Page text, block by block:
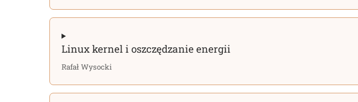
Linux kernel i oszczędzanie energii
Rafał Wysocki